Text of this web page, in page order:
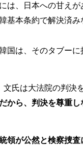
は、日本への甘えが
基本条約で解決済み
国は、そのタブーに
文氏は大法院の判決
から、判決を尊重
領が公然と検察捜査